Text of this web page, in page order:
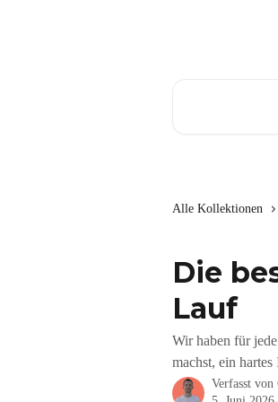
Alle Kollektionen
Die
Lauf
Wir haben für
machst, ein
Verfasst von